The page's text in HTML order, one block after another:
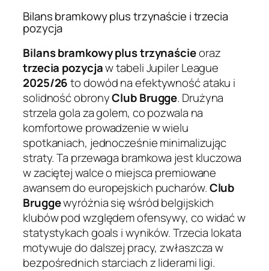
Bilans bramkowy plus trzynaście i trzecia
pozycja
Bilans bramkowy plus trzynaścieoraz
trzecia pozycjaw tabeli Jupiler League
2025/26to dowód na efektywność ataku i
solidność obronyClub Brugge. Drużyna
strzela gola za golem, co pozwala na
komfortowe prowadzenie w wielu
spotkaniach, jednocześnie minimalizując
straty. Ta przewaga bramkowa jest kluczowa
w zaciętej walce o miejsca premiowane
awansem do europejskich pucharów.Club
Bruggewyróżnia się wśród belgijskich
klubów pod względem ofensywy, co widać w
statystykach goals i wyników. Trzecia lokata
motywuje do dalszej pracy, zwłaszcza w
bezpośrednich starciach z liderami ligi.